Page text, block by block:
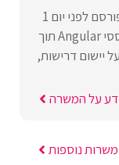
לפני יום 1
פיתוח, תחזוקה ושיפור של יישומי Web מבוססי Angular תוך
יישום דרישות,
על המשרה
נוספות